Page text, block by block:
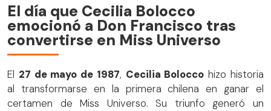
El día que Cecilia Bolocco
emocionó a Don Francisco tras
convertirse en Miss Universo
El 27 de mayo de 1987, Cecilia Bolocco hizo historia
al transformarse en la primera chilena en ganar el
certamen de Miss Universo. Su triunfo generó un